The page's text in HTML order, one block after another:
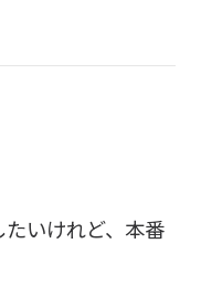
たいけれど、本番